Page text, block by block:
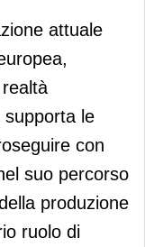
attuale
le
con
suo percorso
produzione
ruolo di